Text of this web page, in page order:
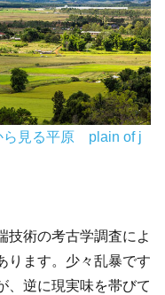
ら見る平原 plain of j
技術の考古学調査によ
ります。少々乱暴です
、逆に現実味を帯びて